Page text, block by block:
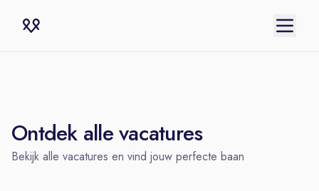
Ontdek alle vacatures
Bekijk alle vacatures en vind jouw perfecte baan